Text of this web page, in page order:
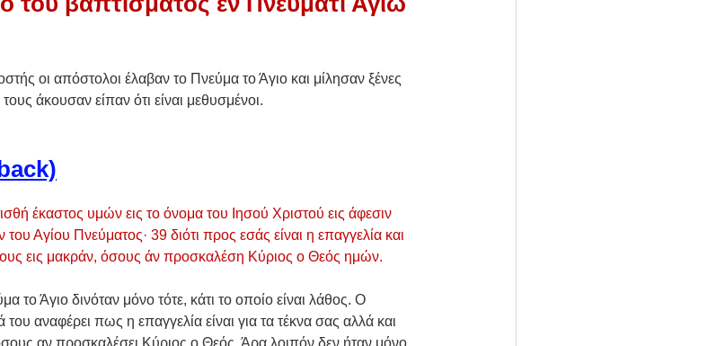
οι απόστολοι έλαβαν το Πνεύμα το Άγιο και μίλησαν ξένες
άκουσαν είπαν ότι είναι μεθυσμένοι.
έκαστος υμών εις το όνομα του Ιησού Χριστού εις άφεσιν
Αγίου Πνεύματος· 39 διότι προς εσάς είναι η επαγγελία και
εις μακράν, όσους άν προσκαλέση Κύριος ο Θεός ημών.
Άγιο δινόταν μόνο τότε, κάτι το οποίο είναι λάθος. Ο
αναφέρει πως η επαγγελία είναι για τα τέκνα σας αλλά και
αν προσκαλέσει Κύριος ο Θεός. Άρα λοιπόν δεν ήταν μόνο